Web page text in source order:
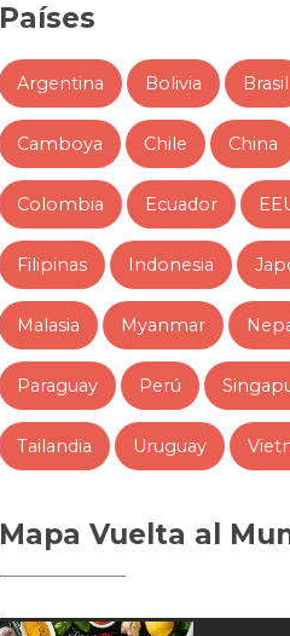
Países
Argentina Bolivia Brasil
Camboya Chile China
Colombia Ecuador
Filipinas Indonesia
Malasia Myanmar
Paraguay Perú
Tailandia Uruguay
Mapa Vuelta al